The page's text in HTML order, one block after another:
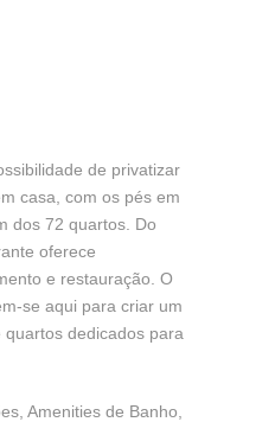
de privatizar
casa, com os pés em
dos 72 quartos. Do
oferece
e restauração. O
se aqui para criar um
dedicados para
Amenities de Banho,